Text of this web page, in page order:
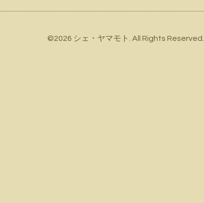
©2026 シェ・ヤマモト . All Rights Reserved.